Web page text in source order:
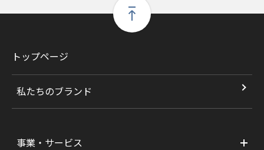
トップページ
私たちのブランド
事業・サービス